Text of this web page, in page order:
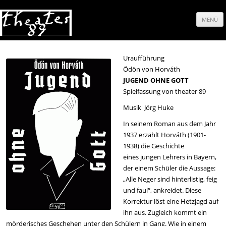
MENÜ
Springe
Uraufführung
Ödön von Horváth
JUGEND OHNE GOTT
Spielfassung von theater 89
Musik Jörg Huke
In seinem Roman aus dem Jahr
1937 erzählt Horváth (1901-
1938) die Geschichte
eines jungen Lehrers in Bayern,
der einem Schüler die Aussage:
„Alle Neger sind hinterlistig, feig
und faul“, ankreidet. Diese
Korrektur löst eine Hetzjagd auf
ihn aus. Zugleich kommt ein
mörderisches Geschehen unter den Schülern in Gang. Wie in einem